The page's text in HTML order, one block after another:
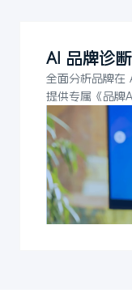
AI 品牌诊断
全面分析品牌在
提供专属《品牌